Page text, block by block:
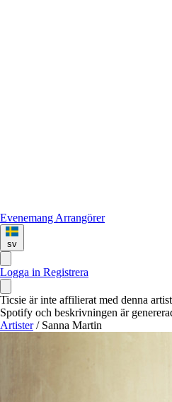
Evenemang Arrangörer
sv
Logga in Registrera
Ticsie är inte affilierat med denna
Spotify och beskrivningen är
Artister / Sanna Martin